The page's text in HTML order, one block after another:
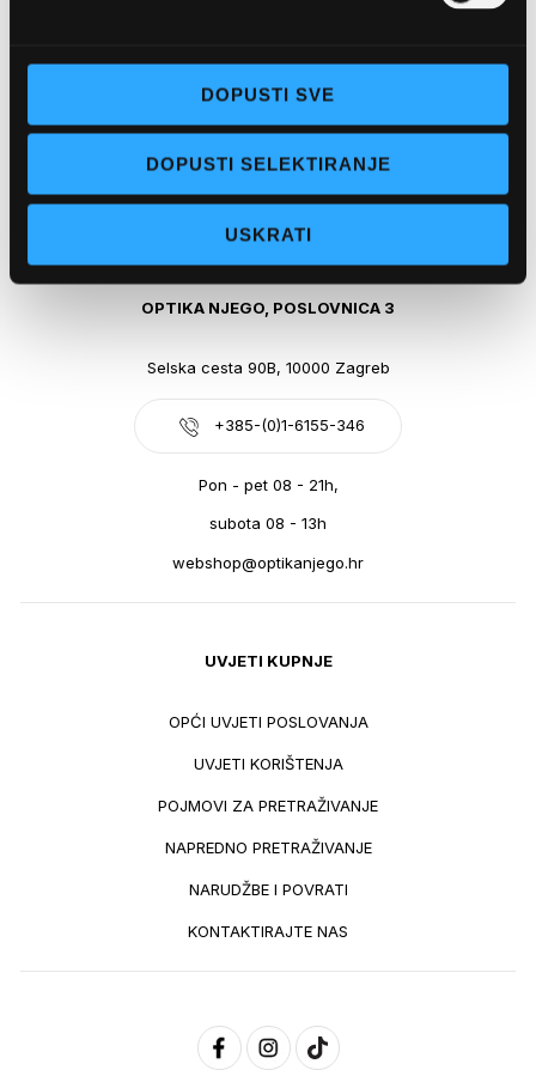
DOPUSTI SVE
DOPUSTI SELEKTIRANJE
USKRATI
Pon - pet: 07 - 21h,
Sub: 07-21h
webshop@optikanjego.hr
OPTIKA NJEGO, POSLOVNICA 3
Selska cesta 90B, 10000 Zagreb
+385-(0)1-6155-346
Pon - pet 08 - 21h,
subota 08 - 13h
webshop@optikanjego.hr
UVJETI KUPNJE
OPĆI UVJETI POSLOVANJA
UVJETI KORIŠTENJA
POJMOVI ZA PRETRAŽIVANJE
NAPREDNO PRETRAŽIVANJE
NARUDŽBE I POVRATI
KONTAKTIRAJTE NAS